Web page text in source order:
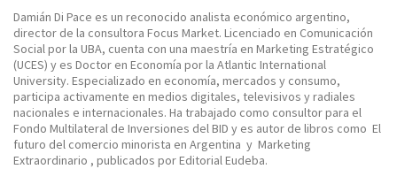
Damián Di Pace es un reconocido analista económico argentino,
director de la consultora Focus Market. Licenciado en Comunicación
Social por la UBA, cuenta con una maestría en Marketing Estratégico
(UCES) y es Doctor en Economía por la Atlantic International
University. Especializado en economía, mercados y consumo,
participa activamente en medios digitales, televisivos y radiales
nacionales e internacionales. Ha trabajado como consultor para el
Fondo Multilateral de Inversiones del BID y es autor de libros como El
futuro del comercio minorista en Argentina y Marketing
Extraordinario , publicados por Editorial Eudeba.